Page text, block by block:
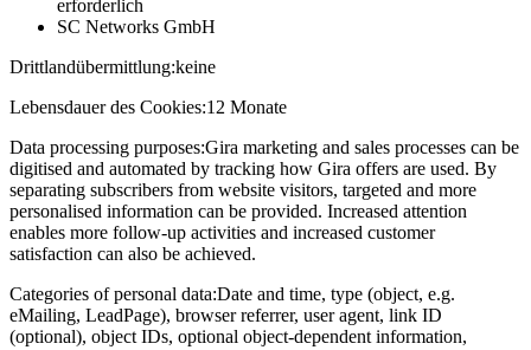
erforderlich
SC Networks GmbH
Drittlandübermittlung:keine
Lebensdauer des Cookies:12 Monate
Data processing purposes:Gira marketing and sales processes can be
digitised and automated by tracking how Gira offers are used. By
separating subscribers from website visitors, targeted and more
personalised information can be provided. Increased attention
enables more follow-up activities and increased customer
satisfaction can also be achieved.
Categories of personal data:Date and time, type (object, e.g.
eMailing, LeadPage), browser referrer, user agent, link ID
(optional), object IDs, optional object-dependent information,